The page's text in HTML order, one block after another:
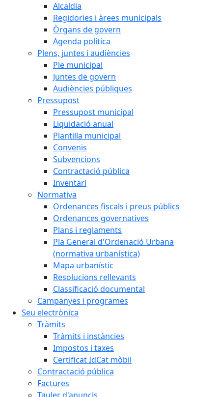
Alcaldia
Regidories i àrees municipals
Òrgans de govern
Agenda política
Plens, juntes i audiències
Ple municipal
Juntes de govern
Audiències públiques
Pressupost
Pressupost municipal
Liquidació anual
Plantilla municipal
Convenis
Subvencions
Contractació pública
Inventari
Normativa
Ordenances fiscals i preus públics
Ordenances governatives
Plans i reglaments
Pla General d'Ordenació Urbana
(normativa urbanística)
Mapa urbanístic
Resolucions rellevants
Classificació documental
Campanyes i programes
Seu electrònica
Tràmits
Tràmits i instàncies
Impostos i taxes
Certificat IdCat mòbil
Contractació pública
Factures